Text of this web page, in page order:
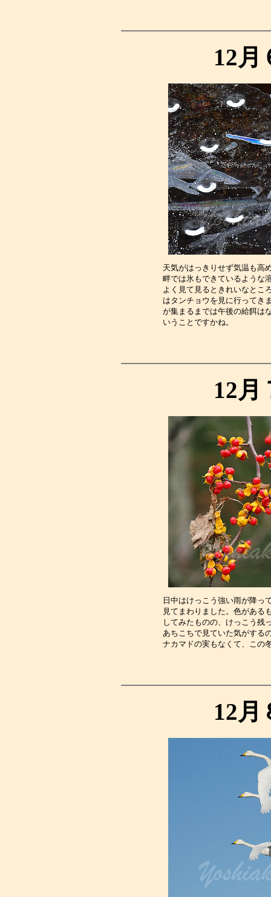
12月
天気がはっきりせず気温も高
畔では氷もできているような
よく見て見るときれいなとこ
はタンチョウを見に行ってき
が集まるまでは午後の給餌は
いうこ
12月
日中はけっこう強い雨が降っ
見てまわりました。色がある
してみたものの、けっこう残
あちこちで見ていた気がする
ナカマドの実もなくて、この
12月